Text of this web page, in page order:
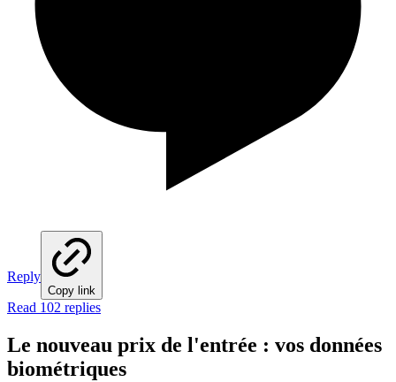
Reply
Copy link
Read 102 replies
Le nouveau prix de l'entrée : vos données
biométriques